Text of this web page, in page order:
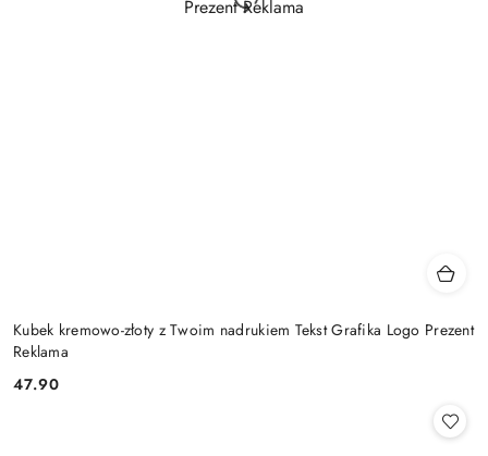
Kubek kremowo-złoty z Twoim nadrukiem Tekst Grafika Logo Prezent
Reklama
Cena:
47.90